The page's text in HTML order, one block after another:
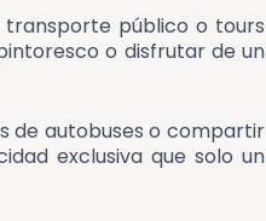
público o tours
o disfrutar de un
de autobuses o compartir
exclusiva que solo un